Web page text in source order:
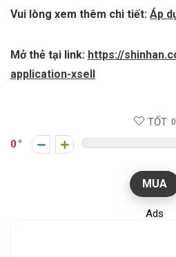
Vui lòng xem thêm chi tiết: Áp
Mở thẻ tại link: https://
application-xsell
TỐT 0
0
MUA
Ads